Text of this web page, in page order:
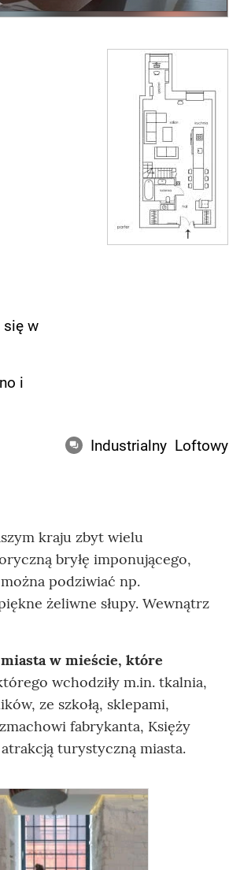
się w
i
Industrialny Loftowy
kraju zbyt wielu
bryłę imponującego,
podziwiać np.
żeliwne słupy. Wewnątrz
w mieście, które
wchodziły m.in. tkalnia,
ze szkołą, sklepami,
fabrykanta, Księży
turystyczną miasta.